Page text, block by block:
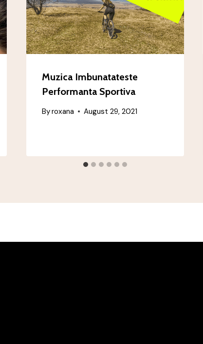
Muzica Imbunatateste
Performanta Sportiva
Byroxana August 29, 2021